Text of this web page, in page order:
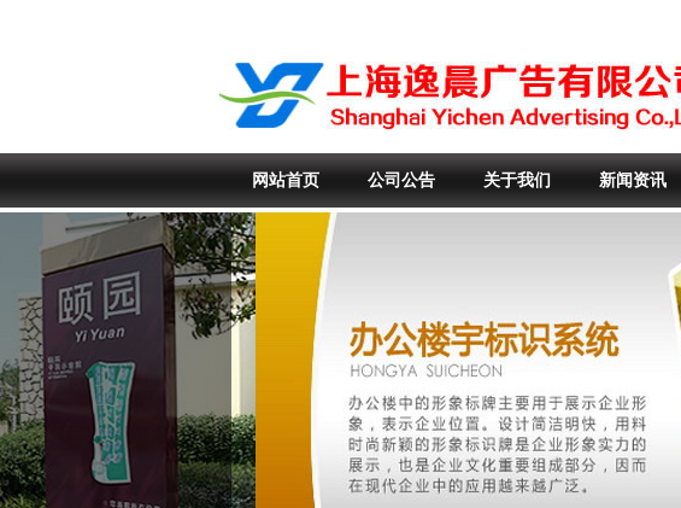
网站首页 公司公告 关于我们 新闻资讯